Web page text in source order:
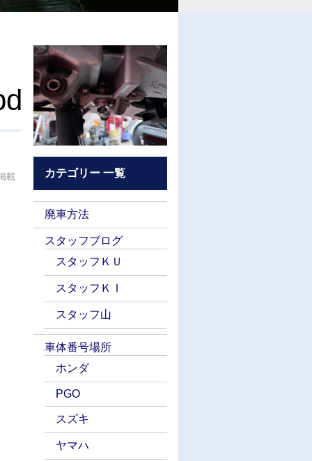
載 カテゴリー 一覧
廃車方法
スタッフブログ
スタッフＫＵ
スタッフＫＩ
スタッフ山
車体番号場所
ホンダ
PGO
スズキ
ヤマハ